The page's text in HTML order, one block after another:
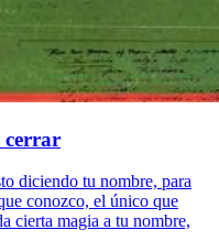
cerrar
diciendo tu nombre, para
conozco, el único que
cierta magia a tu nombre,